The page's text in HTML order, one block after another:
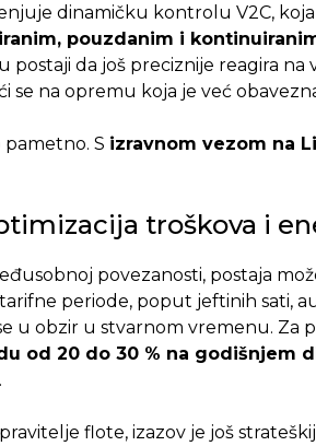
dinamičku kontrolu V2C,
pouzdanim i
postaji da još preciznije reagira
se na opremu koja je već
S izravnom vezom na
troškova i
povezanosti, postaja
periode, poput jeftinih sati,
u obzir u stvarnom vremenu. Za
od 20 do 30 % na godišnjem
.
flote, izazov je još